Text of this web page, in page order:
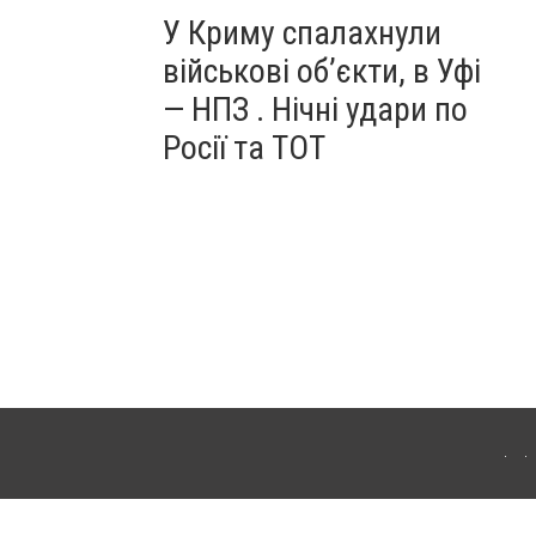
У Криму спалахнули
військові об’єкти, в Уфі
— НПЗ . Нічні удари по
Росії та ТОТ